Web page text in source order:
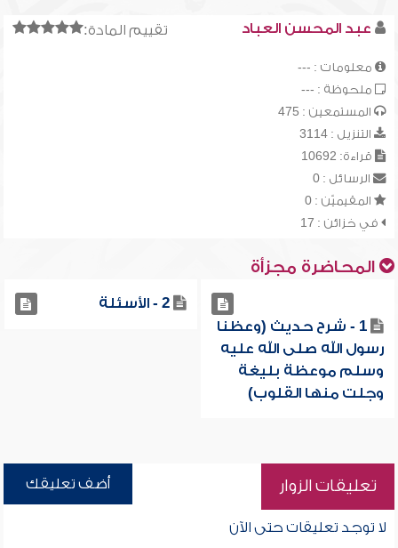
تقييم المادة: عبد المحسن العباد
معلومات : ---
ملحوظة : ---
المستمعين : 475
التنزيل : 3114
قراءة: 10692
الرسائل : 0
المقيميّن : 0
في خزائن : 17
المحاضرة مجزأة
1 - شرح حديث (وعظنا
رسول الله صلى الله عليه
وسلم موعظة بليغة
وجلت منها القلوب)
2 - الأسئلة
تعليقات الزوار أضف تعليقك
لا توجد تعليقات حتى الآن